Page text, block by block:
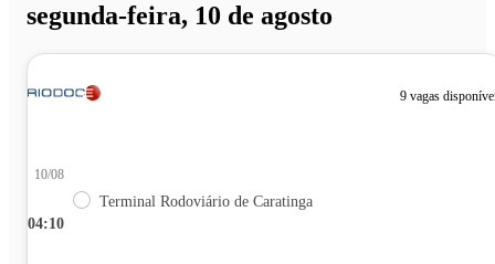
segunda-feira, 10 de agosto
9 vagas
04:10
10/08
Terminal Rodoviário de Caratinga